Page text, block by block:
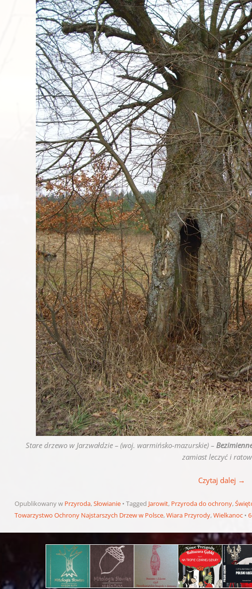
Stare drzewo w Jarzwałdzie – (woj. warmińsko-mazurskie) –
zamiast leczyć i
Czytaj dalej →
Opublikowany w Przyroda,Słowianie Tagged Jarowit, Przyroda do ochrony,
Towarzystwo Ochrony Najstarszych Drzew w Polsce,Wiara Przyrody,Wielkanoc